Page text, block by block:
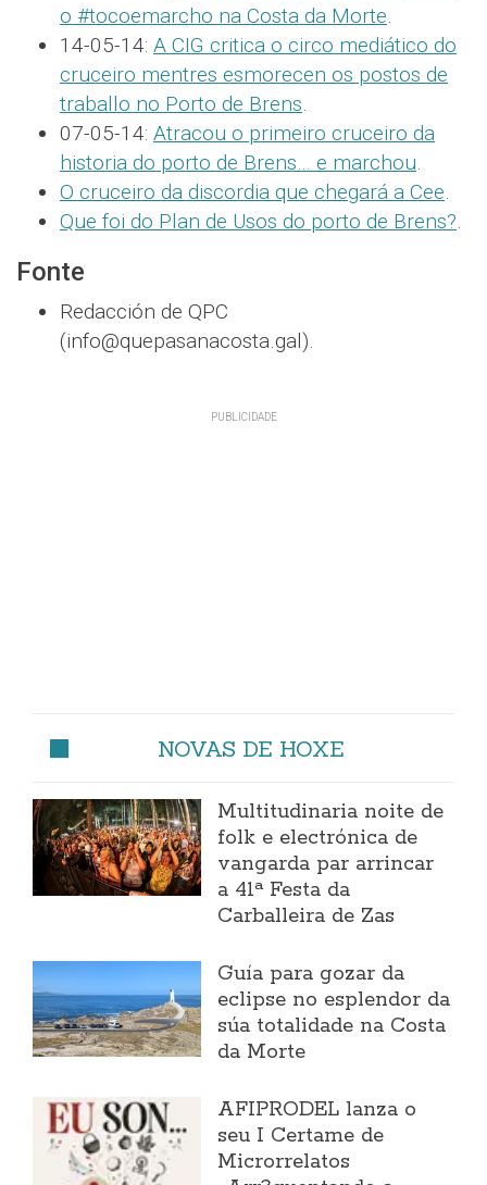
o #tocoemarcho na Costa da Morte.
14-05-14: A CIG critica o circo mediático do
cruceiro mentres esmorecen os postos de
traballo no Porto de Brens.
07-05-14: Atracou o primeiro cruceiro da
historia do porto de Brens… e marchou.
O cruceiro da discordia que chegará a Cee.
Que foi do Plan de Usos do porto de Brens?.
Fonte
Redacción de QPC
(info@quepasanacosta.gal).
NOVAS DE HOXE
Multitudinaria noite de
folk e electrónica de
vangarda par arrincar
a 41ª Festa da
Carballeira de Zas
Guía para gozar da
eclipse no esplendor da
súa totalidade na Costa
da Morte
AFIPRODEL lanza o
seu I Certame de
Microrrelatos